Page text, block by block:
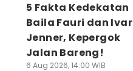
5 Fakta Kedekatan
Baila Fauri dan Ivar
Jenner, Kepergok
Jalan Bareng!
6 Aug 2026, 14:00 WIB